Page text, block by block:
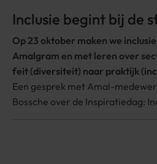
Inclusie begint bij de
Op 23 oktober maken we
Amalgram en met leren over
feit (diversiteit) naar praktijk
Een gesprek met Amal-
Bossche over de Inspiratiedag: